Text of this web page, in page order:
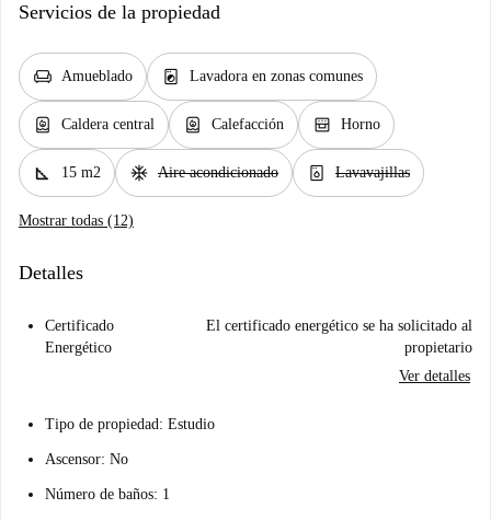
Servicios de la propiedad
chair Amueblado local_laundry_service Lavadora en zonas comunes
water_heater Caldera central water_heater Calefacción oven_gen Horno
square_foot 15 m2 ac_unit Aire acondicionado dishwasher_gen Lavavajillas
Mostrar todas (12)
Detalles
Certificado
Energético
El certificado energético se ha solicitado al
propietario
Ver detalles
Tipo de propiedad: Estudio
Ascensor: No
Número de baños: 1